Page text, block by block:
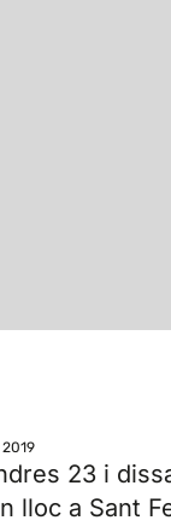
2019
23 i
lloc a Sant